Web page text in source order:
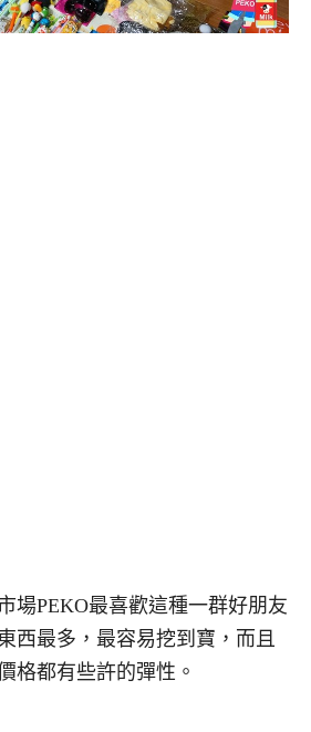
場PEKO最喜歡這種一群好朋友
西最多，最容易挖到寶，而且
格都有些許的彈性。